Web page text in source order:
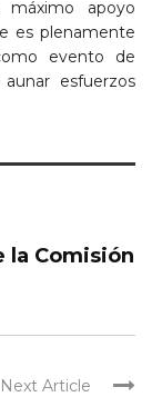
apoyo
es plenamente
evento de
esfuerzos
la Comisión
Next Article